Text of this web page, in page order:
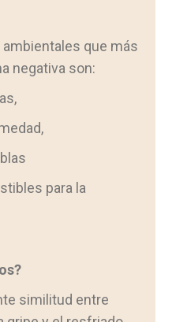
que más
negativa son:
para la
similitud entre